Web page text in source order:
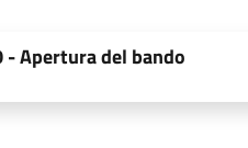
-Apertura del bando